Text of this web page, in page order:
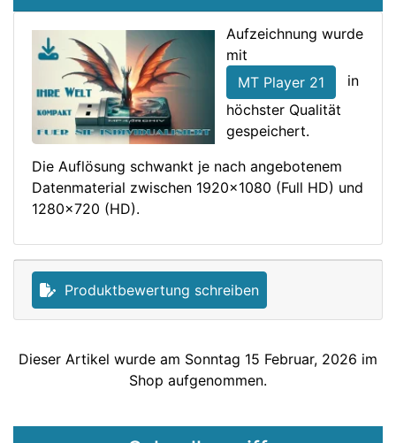
Aufzeichnung wurde
mit
MT Player 21
in
höchster Qualität
gespeichert.
Die Auflösung schwankt je nach angebotenem
Datenmaterial zwischen 1920x1080 (Full HD) und
1280x720 (HD).
Produktbewertung schreiben
Dieser Artikel wurde am Sonntag 15 Februar, 2026 im
Shop aufgenommen.